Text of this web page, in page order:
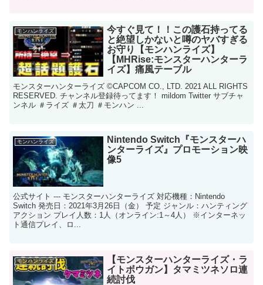
モンハンライズ
今すぐ見て！！この護石持ってる
と絶望しかないと噂のヤバすぎる
お守り【モンハンライズ】
【MHRise:モンスターハンターラ
イズ】痛風テーブル
モンスターハンターライズ ©CAPCOM CO., LTD. 2021 ALL RIGHTS
RESERVED. チャンネル登録待ってます！ mildom Twitter サブチャ
ンネル ＃ライズ ＃太刀 ＃モンハン ...
モンハンライズ
Nintendo Switch『モンスターハ
ンターライズ』プロモーション映
像5
公式サイト --- モンスターハンターライズ 対応機種：Nintendo
Switch 発売日：2021年3月26日（金） 予定 ジャンル：ハンティング
アクション プレイ人数：1人（オンライン:1～4人） ※インターネッ
ト通信プレイ、ロ...
モンハンライズ
【モンスターハンターライズ・ラ
イトボウガン】タマミツネソロ連
続討伐